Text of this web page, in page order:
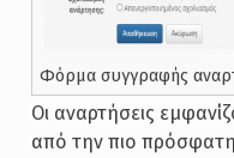
Φόρμα συγγραφής
Οι αναρτήσεις
από την πιο